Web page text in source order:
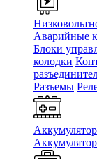
Аварийные
Блоки
колодки
Разъемы